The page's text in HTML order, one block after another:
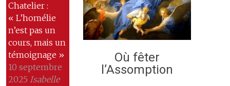
Chatelier :
« L’homélie
n’est pas un
cours, mais un
témoignage »
10 septembre
2025 Isabelle
Où fêter
l’Assomption